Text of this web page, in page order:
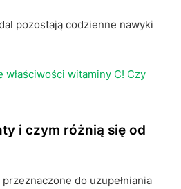
pozostają codzienne nawyki
właściwości witaminy C! Czy
i czym różnią się od
do uzupełniania